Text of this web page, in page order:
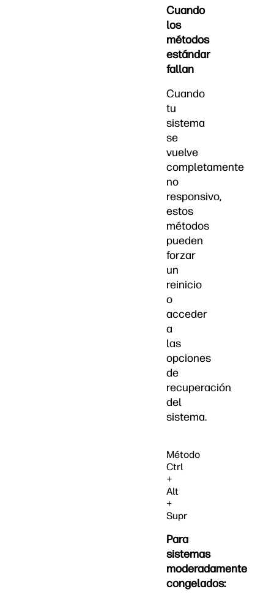
Cuando
los
métodos
estándar
fallan
Cuando
tu
sistema
se
vuelve
completamente
no
responsivo,
estos
métodos
pueden
forzar
un
reinicio
o
acceder
a
las
opciones
de
recuperación
del
sistema.
Método
Ctrl
+
Alt
+
Supr
Para
sistemas
moderadamente
congelados: